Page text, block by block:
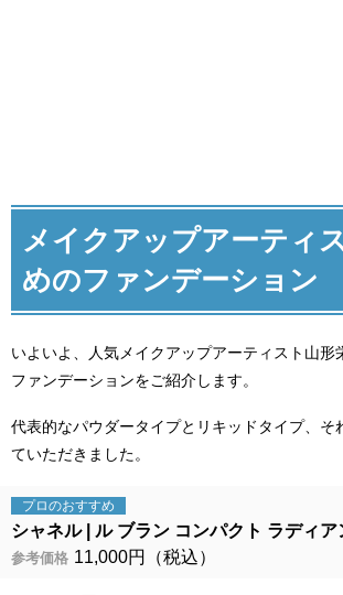
メイクアップアーティ
めのファンデーション
いよいよ、人気メイクアップアーティスト山形
ファンデーションをご紹介します。
代表的なパウダータイプとリキッドタイプ、そ
ていただきました。
プロのおすすめ
シャネル ル ブラン コンパクト ラディア
参考価格 11,000円（税込）